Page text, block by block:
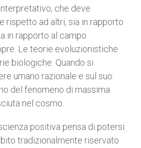
che deve
rispetto ad altri, sia in rapporto
in rapporto al campo
Le teorie evoluzionistiche
biologiche. Quando si
umano razionale e sul suo
del fenomeno di massima
nel cosmo.
positiva pensa di potersi
tradizionalmente riservato